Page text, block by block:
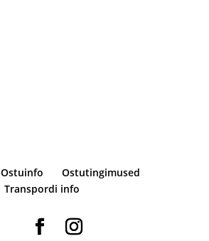
Ostuinfo
Ostutingimused
Transpordi info